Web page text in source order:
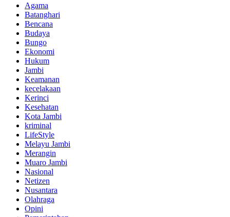
Agama
Batanghari
Bencana
Budaya
Bungo
Ekonomi
Hukum
Jambi
Keamanan
kecelakaan
Kerinci
Kesehatan
Kota Jambi
kriminal
LifeStyle
Melayu Jambi
Merangin
Muaro Jambi
Nasional
Netizen
Nusantara
Olahraga
Opini